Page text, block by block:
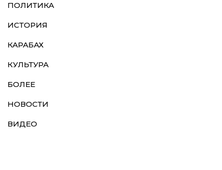
ПОЛИТИКА
ИСТОРИЯ
КАРАБАХ
КУЛЬТУРА
БОЛЕЕ
НОВОСТИ
ВИДЕО